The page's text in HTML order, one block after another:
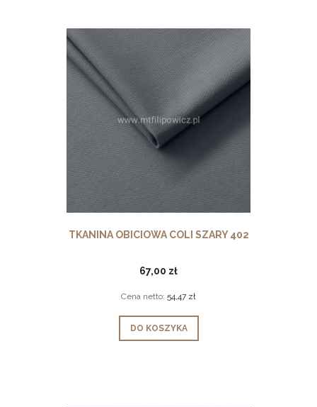
TKANINA OBICIOWA COLI SZARY 402
67,00 zł
Cena netto: 54,47 zł
DO KOSZYKA